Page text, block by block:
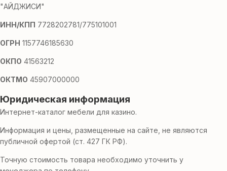
"АЙДЖИСИ"
ИНН/КПП 7728202781/775101001
ОГРН 1157746185630
ОКПО 41563212
ОКТМО 45907000000
Юридическая информация
Интернет-каталог мебели для казино.
Информация и цены, размещенные на сайте, не являются
публичной офертой (ст. 427 ГК РФ).
Точную стоимость товара необходимо уточнить у